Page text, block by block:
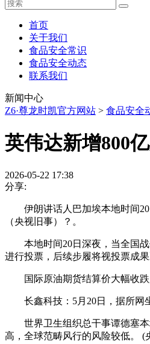
首页
关于我们
食品安全常识
食品安全动态
联系我们
新闻中心
Z6·尊龙时凯官方网站 > 食品安全
英伟达新增800
2026-05-22 17:38
分享:
伊朗讲话人巴加埃本地时间20
（央视旧事）？。
本地时间20日深夜，当全国战
进行投票，后续步履将视投票成
国际原油期货结算价大幅收跌超
长鑫科技：5月20日，据所网坐
世界卫生组织总干事谭德塞本
高，全球范畴风行的风险较低。 (